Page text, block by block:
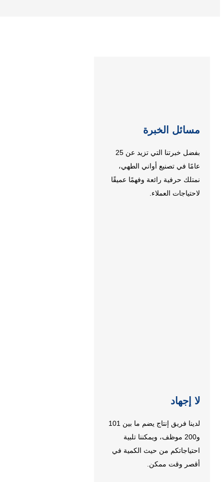
مسائل الخبرة
بفضل خبرتنا التي تزيد عن 25
عامًا في تصنيع أواني الطهي،
نمتلك حرفية رائعة وفهمًا عميقًا
لاحتياجات العملاء.
لا إجهاد
لدينا فريق إنتاج يضم ما بين 101
و200 موظف، ويمكننا تلبية
احتياجاتكم من حيث الكمية في
أقصر وقت ممكن.